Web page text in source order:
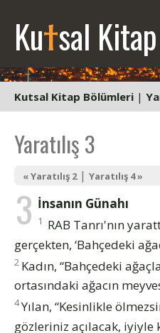
Kutsal Kitap
Kutsal Kitap Bölümleri |
Yaratılış 3
« Yaratılış 2| Yaratılış 4 »
3 İnsanın Günahı
1 RAB Tanrı'nın
gerçekten, ‘Bahçedeki
2 Kadın, “Bahçedeki
ortasındaki ağacın
4Yılan, “Kesinlikle
gözleriniz açılacak, iyiyle